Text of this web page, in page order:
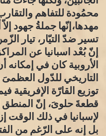
محمُودة للتفاهم
مهدها،إنّها جملةُ جهود
تسير ضدّ التيّار، تيار
إنّ بُعْد اسبانيا عن
الأروبية كان في
التاريخي للدّول
توزيع القارّة الإفريقية
قطعةَ حلوىَ، إنّ المنطق
لإسبانيا في ذلك الوقت
بل إنه على الرّغم من